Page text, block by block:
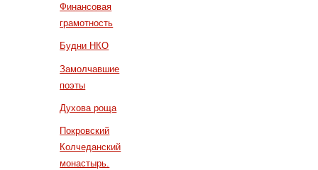
Финансовая
грамотность
Будни НКО
Замолчавшие
поэты
Духова роща
Покровский
Колчеданский
монастырь.